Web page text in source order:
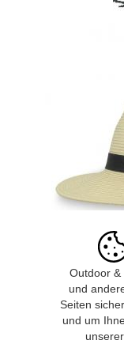
Outdoor &
und
Seiten
und um